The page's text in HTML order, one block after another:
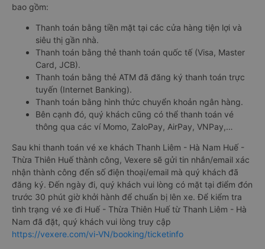
bao gồm:
Thanh toán bằng tiền mặt tại các cửa hàng tiện lợi và
siêu thị gần nhà.
Thanh toán bằng thẻ thanh toán quốc tế (Visa, Master
Card, JCB).
Thanh toán bằng thẻ ATM đã đăng ký thanh toán trực
tuyến (Internet Banking).
Thanh toán bằng hình thức chuyển khoản ngân hàng.
Bên cạnh đó, quý khách cũng có thể thanh toán vé
thông qua các ví Momo, ZaloPay, AirPay, VNPay,…
Sau khi thanh toán vé xe khách Thanh Liêm - Hà Nam Huế -
Thừa Thiên Huế thành công, Vexere sẽ gửi tin nhắn/email xác
nhận thành công đến số điện thoại/email mà quý khách đã
đăng ký. Đến ngày đi, quý khách vui lòng có mặt tại điểm đón
trước 30 phút giờ khởi hành để chuẩn bị lên xe. Để kiểm tra
tình trạng vé xe đi Huế - Thừa Thiên Huế từ Thanh Liêm - Hà
Nam đã đặt, quý khách vui lòng truy cập
https://vexere.com/vi-VN/booking/ticketinfo